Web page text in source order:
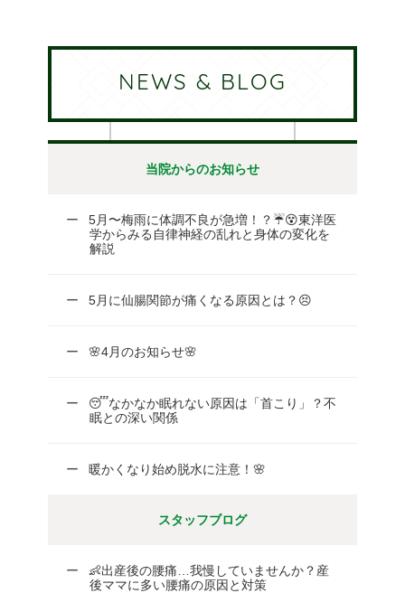
NEWS & BLOG
当院からのお知らせ
5月〜梅雨に体調不良が急増！？☔😵東洋医
学からみる自律神経の乱れと身体の変化を
解説
5月に仙腸関節が痛くなる原因とは？😣
🌸4月のお知らせ🌸
😴なかなか眠れない原因は「首こり」？不
眠との深い関係
暖かくなり始め脱水に注意！🌸
スタッフブログ
👶出産後の腰痛…我慢していませんか？産
後ママに多い腰痛の原因と対策